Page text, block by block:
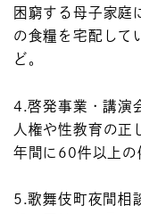
困窮する母子家庭
の食糧を宅配して
ど。
4.啓発事業・講演
人権や性教育の正
年間に60件以上の
5.歌舞伎町夜間相